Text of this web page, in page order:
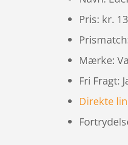
Pris: kr.
Mærke:
Fri Fragt:
Direkte